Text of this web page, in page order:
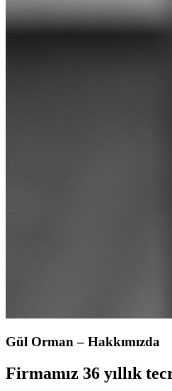
Gül Orman – Hakkımızda
Firmamız 36 yıllık